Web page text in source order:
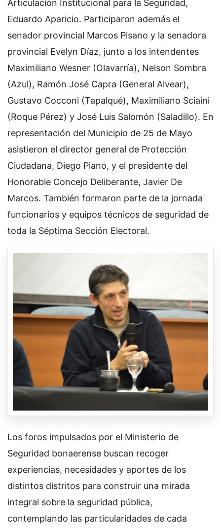
Articulación Institucional para la Seguridad,
Eduardo Aparicio. Participaron además el
senador provincial Marcos Pisano y la senadora
provincial Evelyn Díaz, junto a los intendentes
Maximiliano Wesner (Olavarría), Nelson Sombra
(Azul), Ramón José Capra (General Alvear),
Gustavo Cocconi (Tapalqué), Maximiliano Sciaini
(Roque Pérez) y José Luis Salomón (Saladillo). En
representación del Municipio de 25 de Mayo
asistieron el director general de Protección
Ciudadana, Diego Piano, y el presidente del
Honorable Concejo Deliberante, Javier De
Marcos. También formaron parte de la jornada
funcionarios y equipos técnicos de seguridad de
toda la Séptima Sección Electoral.
Los foros impulsados por el Ministerio de
Seguridad bonaerense buscan recoger
experiencias, necesidades y aportes de los
distintos distritos para construir una mirada
integral sobre la seguridad pública,
contemplando las particularidades de cada